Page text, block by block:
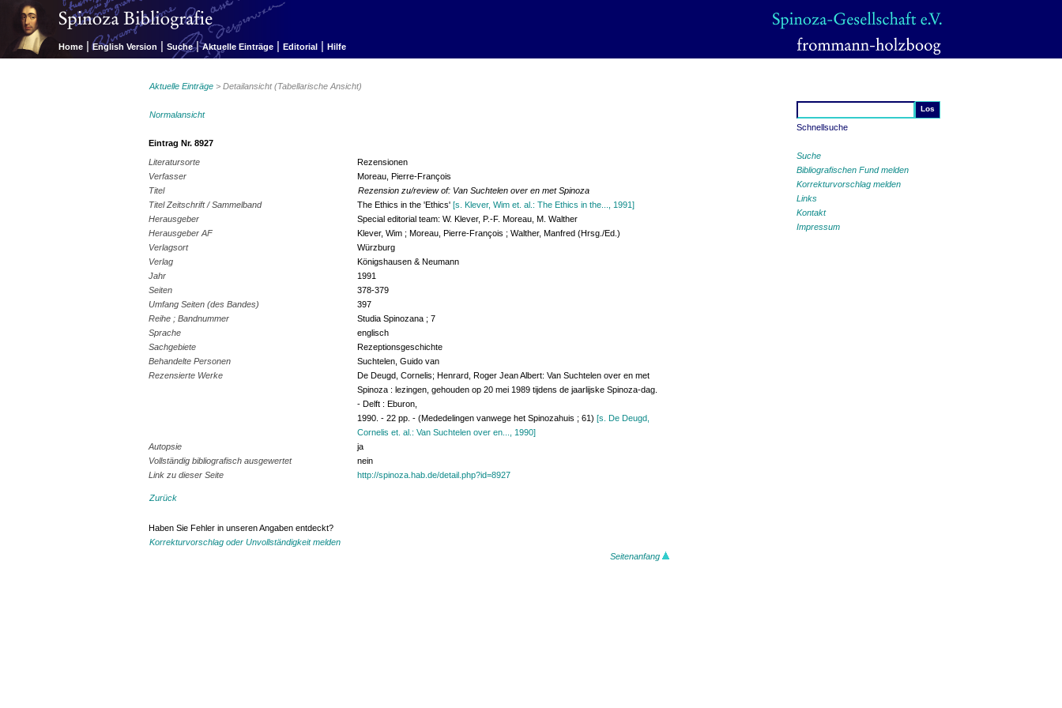
Home | English Version | Suche | Aktuelle Einträge | Editorial | Hilfe
Schnellsuche
Suche
Bibliografischen Fund melden
Korrekturvorschlag melden
Links
Kontakt
Impressum
Aktuelle Einträge > Detailansicht (Tabellarische Ansicht)
Normalansicht
Eintrag Nr. 8927
Literatursorte
Rezensionen
Verfasser
Moreau, Pierre-François
Titel
Rezension zu/review of: Van Suchtelen over en met Spinoza
Titel Zeitschrift / Sammelband
The Ethics in the 'Ethics'[s. Klever, Wim et. al.: The Ethics in the..., 1991]
Herausgeber
Special editorial team: W. Klever, P.-F. Moreau, M. Walther
Herausgeber AF
Klever, Wim ; Moreau, Pierre-François ; Walther, Manfred (Hrsg./Ed.)
Verlagsort
Würzburg
Verlag
Königshausen & Neumann
Jahr
1991
Seiten
378-379
Umfang Seiten (des Bandes)
397
Reihe ; Bandnummer
Studia Spinozana ; 7
Sprache
englisch
Sachgebiete
Rezeptionsgeschichte
Behandelte Personen
Suchtelen, Guido van
Rezensierte Werke
De Deugd, Cornelis; Henrard, Roger Jean Albert: Van Suchtelen over en met
Spinoza : lezingen, gehouden op 20 mei 1989 tijdens de jaarlijske Spinoza-dag.
- Delft : Eburon,
1990. - 22 pp. - (Mededelingen vanwege het Spinozahuis ; 61)[s. De Deugd,
Cornelis et. al.: Van Suchtelen over en..., 1990]
Autopsie
ja
Vollständig bibliografisch ausgewertet
nein
Link zu dieser Seite
http://spinoza.hab.de/detail.php?id=8927
Zurück
Haben Sie Fehler in unseren Angaben entdeckt?
Korrekturvorschlag oder Unvollständigkeit melden
Seitenanfang